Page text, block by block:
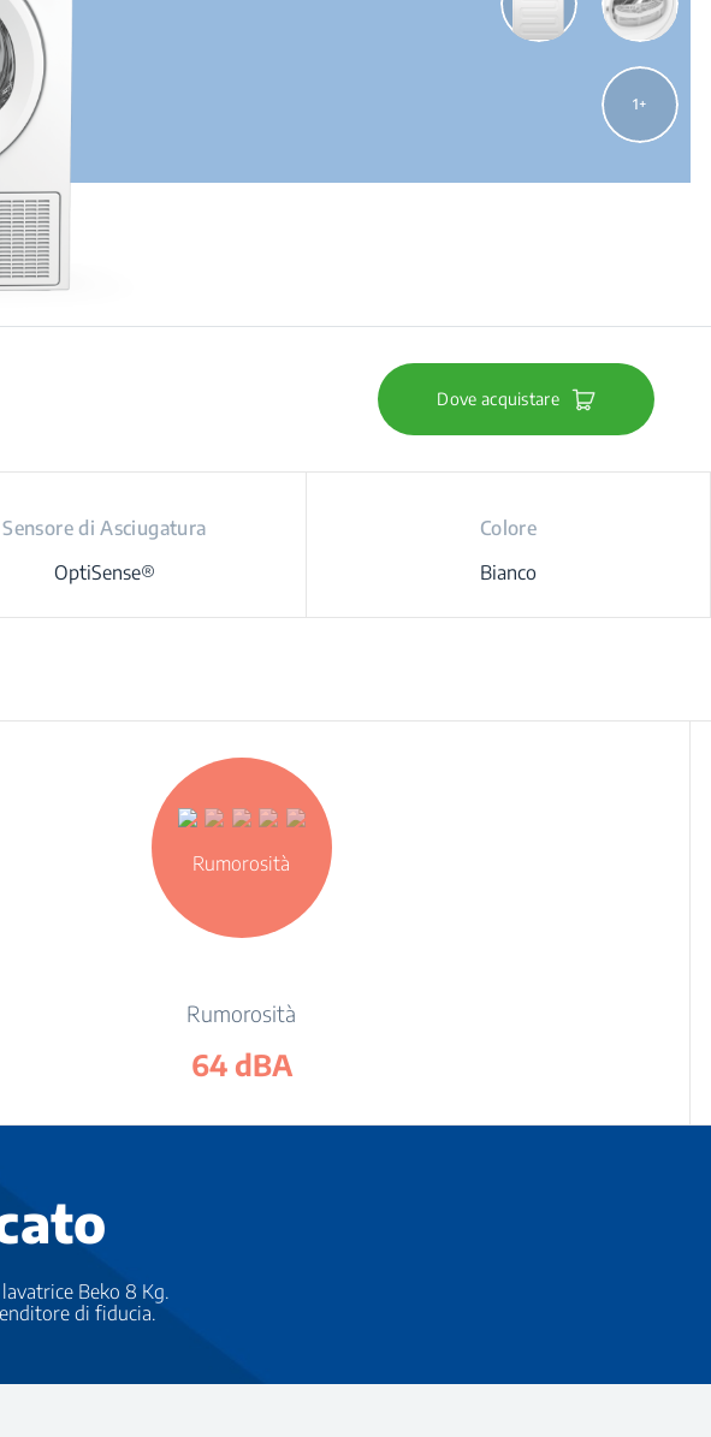
1
Dove acquistare
Sensore di Asciugatura
OptiSense®
Colore
Bianco
Rumorosità
Rumorosità
64 dBA
Beko 8 Kg.
di fiducia.